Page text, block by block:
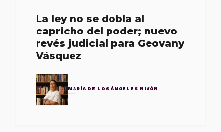
La ley no se dobla al
capricho del poder; nuevo
revés judicial para Geovany
Vásquez
MARÍA DE LOS ÁNGELES NIVÓN